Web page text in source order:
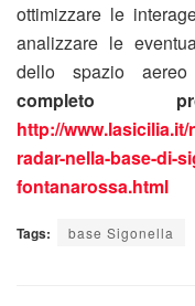
ottimizzare le
analizzare le
dello spazio
completo
http://
radar-nella-base-di-
fontanarossa.html
Tags: base Sigonella